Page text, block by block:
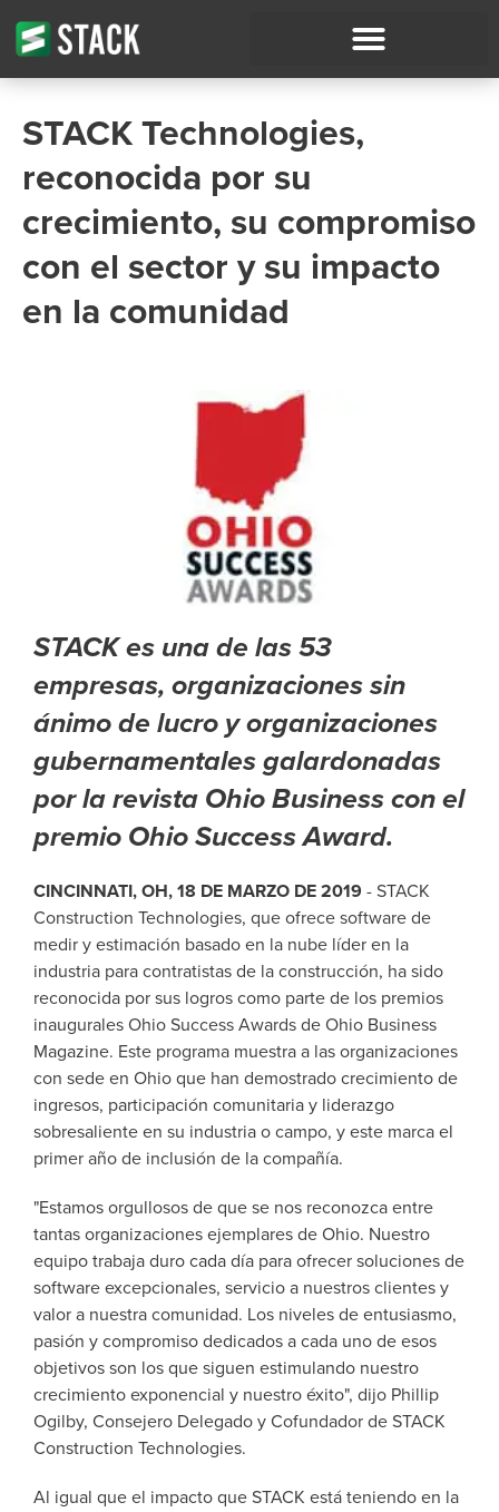
STACK Technologies,
reconocida por su
crecimiento, su compromiso
con el sector y su impacto
en la comunidad
STACK es una de las 53
empresas, organizaciones sin
ánimo de lucro y organizaciones
gubernamentales galardonadas
por la revista Ohio Business con el
premio Ohio Success Award.
CINCINNATI, OH, 18 DE MARZO DE 2019 - STACK
Construction Technologies, que ofrece software de
medir y estimación basado en la nube líder en la
industria para contratistas de la construcción, ha sido
reconocida por sus logros como parte de los premios
inaugurales Ohio Success Awards de Ohio Business
Magazine. Este programa muestra a las organizaciones
con sede en Ohio que han demostrado crecimiento de
ingresos, participación comunitaria y liderazgo
sobresaliente en su industria o campo, y este marca el
primer año de inclusión de la compañía.
"Estamos orgullosos de que se nos reconozca entre
tantas organizaciones ejemplares de Ohio. Nuestro
equipo trabaja duro cada día para ofrecer soluciones de
software excepcionales, servicio a nuestros clientes y
valor a nuestra comunidad. Los niveles de entusiasmo,
pasión y compromiso dedicados a cada uno de esos
objetivos son los que siguen estimulando nuestro
crecimiento exponencial y nuestro éxito", dijo Phillip
Ogilby, Consejero Delegado y Cofundador de STACK
Construction Technologies.
Al igual que el impacto que STACK está teniendo en la